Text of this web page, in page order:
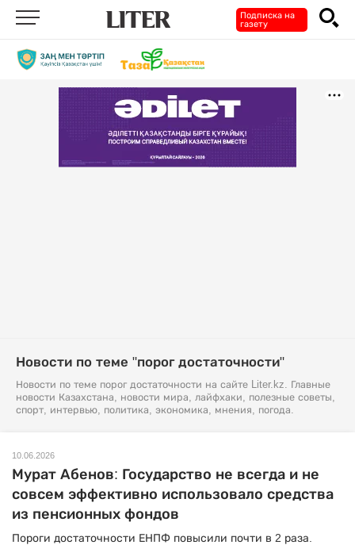
Подписка на
газету
Новости по теме "порог достаточности"
Новости по теме порог достаточности на сайте Liter.kz. Главные
новости Казахстана, новости мира, лайфхаки, полезные советы,
спорт, интервью, политика, экономика, мнения, погода.
10.06.2026
Мурат Абенов: Государство не всегда и не
совсем эффективно использовало средства
из пенсионных фондов
Пороги достаточности ЕНПФ повысили почти в 2 раза.